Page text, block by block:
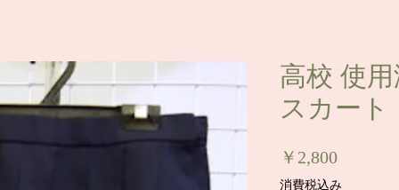
高校 使
スカート
￥2,800価
格
消費税込み